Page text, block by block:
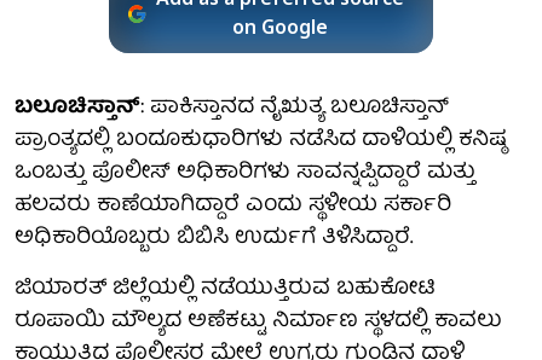
on Google
ಬಲೂಚಿಸ್ತಾನ್: ಪಾಕಿಸ್ತಾನದ ನೈಋತ್ಯ ಬಲೂಚಿಸ್ತಾನ್
ಪ್ರಾಂತ್ಯದಲ್ಲಿ ಬಂದೂಕುಧಾರಿಗಳು ನಡೆಸಿದ ದಾಳಿಯಲ್ಲಿ ಕನಿಷ್ಠ
ಒಂಬತ್ತು ಪೊಲೀಸ್ ಅಧಿಕಾರಿಗಳು ಸಾವನ್ನಪ್ಪಿದ್ದಾರೆ ಮತ್ತು
ಹಲವರು ಕಾಣೆಯಾಗಿದ್ದಾರೆ ಎಂದು ಸ್ಥಳೀಯ ಸರ್ಕಾರಿ
ಅಧಿಕಾರಿಯೊಬ್ಬರು ಬಿಬಿಸಿ ಉರ್ದುಗೆ ತಿಳಿಸಿದ್ದಾರೆ.
ಜಿಯಾರತ್ ಜಿಲ್ಲೆಯಲ್ಲಿ ನಡೆಯುತ್ತಿರುವ ಬಹುಕೋಟಿ
ರೂಪಾಯಿ ಮೌಲ್ಯದ ಅಣೆಕಟ್ಟು ನಿರ್ಮಾಣ ಸ್ಥಳದಲ್ಲಿ ಕಾವಲು